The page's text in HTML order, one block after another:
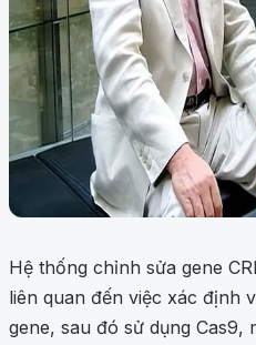
Hệ thống chỉnh sửa gene
liên quan đến việc xác định
gene, sau đó sử dụng Cas9,